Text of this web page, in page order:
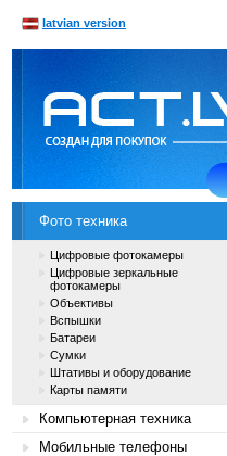
latvian version
Фото техника
Цифровые фотокамеры
Цифровые зеркальные
фотокамеры
Объективы
Вспышки
Батареи
Сумки
Штативы и оборудование
Карты памяти
Компьютерная техника
Мобильные телефоны